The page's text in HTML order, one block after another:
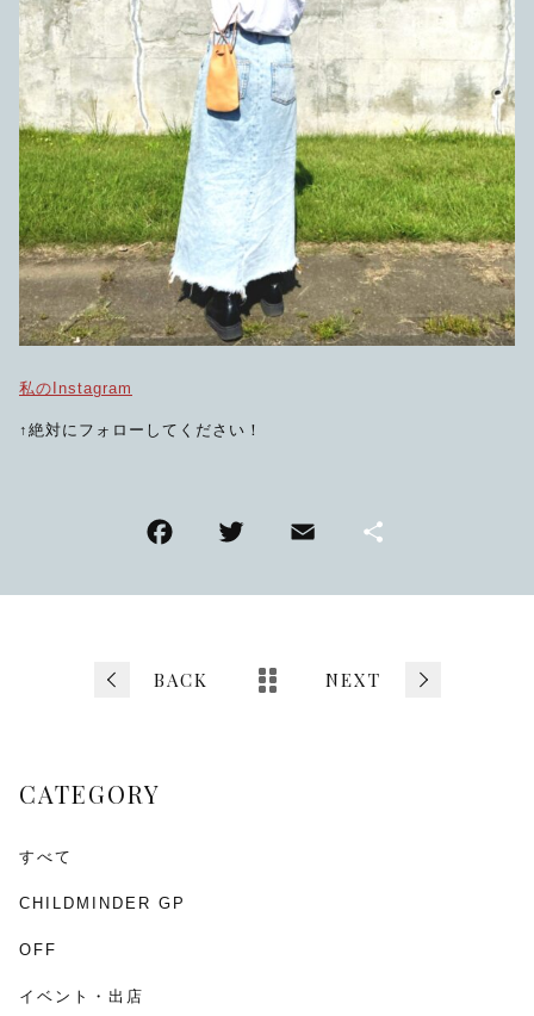
私のInstagram
↑絶対にフォローしてください！
b
BACK NEXT
CATEGORY
すべて
CHILDMINDER GP
OFF
イベント・出店